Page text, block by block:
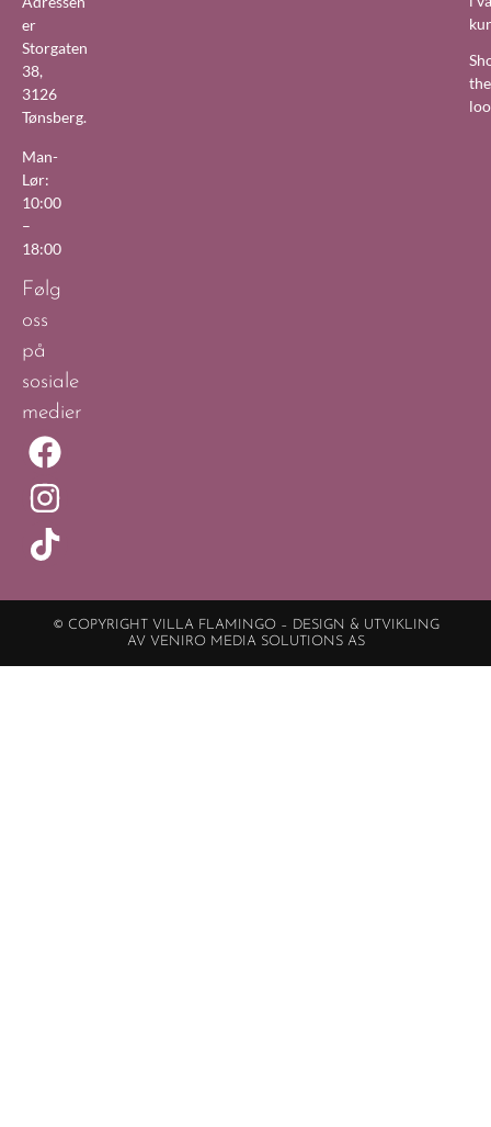
er
Storgaten
38,
3126
Tønsberg.
Man-
Lør:
10:00
–
18:00
Følg
oss
på
sosiale
medier
the
© COPYRIGHT VILLA FLAMINGO – DESIGN & UTVIKLING
AV VENIRO MEDIA SOLUTIONS AS